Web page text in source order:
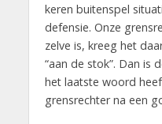
keren buitenspel
defensie. Onze
zelve is, kreeg het
“aan de stok”. Dan is
het laatste woord
grensrechter na een